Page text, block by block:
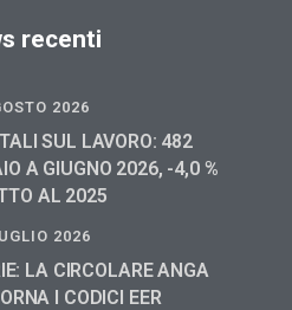
recenti
2026
SUL LAVORO: 482
A GIUGNO 2026, -4,0 %
AL 2025
2026
LA CIRCOLARE ANGA
I CODICI EER